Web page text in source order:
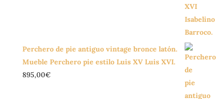
Perchero de pie antiguo vintage bronce latón.
Mueble Perchero pie estilo Luis XV Luis XVI.
895,00€